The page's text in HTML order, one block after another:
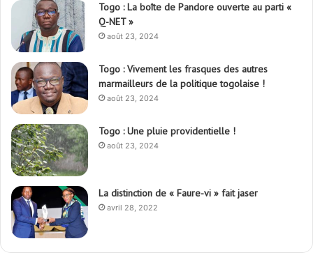
Togo : La boîte de Pandore ouverte au parti «
Q-NET »
août 23, 2024
Togo : Vivement les frasques des autres
marmailleurs de la politique togolaise !
août 23, 2024
Togo : Une pluie providentielle !
août 23, 2024
La distinction de « Faure-vi » fait jaser
avril 28, 2022